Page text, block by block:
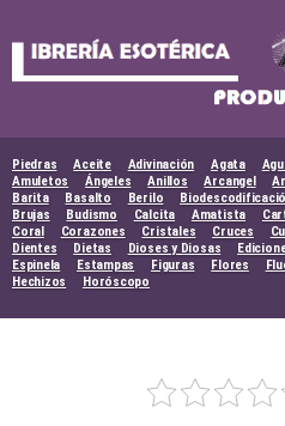
Piedras Aceite Adivinación Agata
Amuletos
Ángeles Anillos Arcangel
Barita
Basalto Berilo
Brujas
Budismo Calcita Amatista
Coral
Corazones Cristales Cruces
Dientes
Dietas Dioses y Diosas
Espinela
Estampas Figuras Flores
Hechizos
Horóscopo